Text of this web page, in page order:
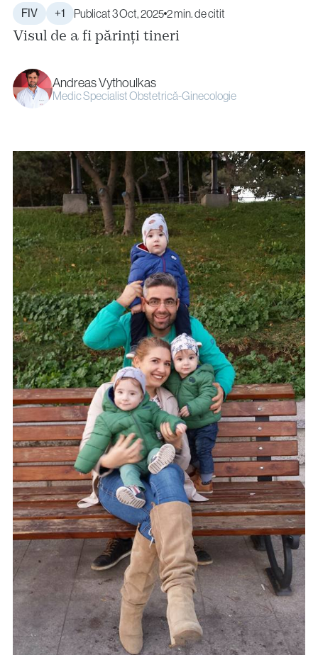
FIV +1 Publicat 3 Oct, 2025 2 min. de citit
Visul de a fi părinți tineri
Andreas Vythoulkas
Medic Specialist Obstetrică-Ginecologie